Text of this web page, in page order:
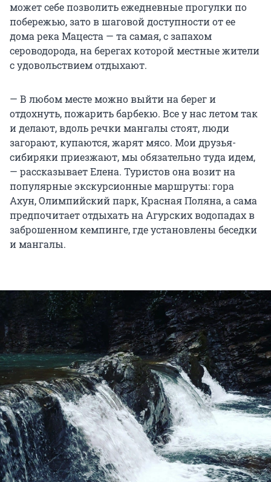
может себе позволить ежедневные прогулки по
побережью, зато в шаговой доступности от ее
дома река Мацеста — та самая, с запахом
сероводорода, на берегах которой местные жители
с удовольствием отдыхают.
— В любом месте можно выйти на берег и
отдохнуть, пожарить барбекю. Все у нас летом так
и делают, вдоль речки мангалы стоят, люди
загорают, купаются, жарят мясо. Мои друзья-
сибиряки приезжают, мы обязательно туда идем,
— рассказывает Елена. Туристов она возит на
популярные экскурсионные маршруты: гора
Ахун, Олимпийский парк, Красная Поляна, а сама
предпочитает отдыхать на Агурских водопадах в
заброшенном кемпинге, где установлены беседки
и мангалы.